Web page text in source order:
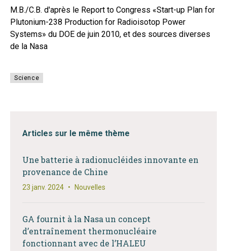
M.B./C.B. d'après le Report to Congress «Start-up Plan for
Plutonium-238 Production for Radioisotop Power
Systems» du DOE de juin 2010, et des sources diverses
de la Nasa
Science
Articles sur le même thème
Une batterie à radionucléides innovante en
provenance de Chine
23 janv. 2024 • Nouvelles
GA fournit à la Nasa un concept
d’entraînement thermonucléaire
fonctionnant avec de l’HALEU